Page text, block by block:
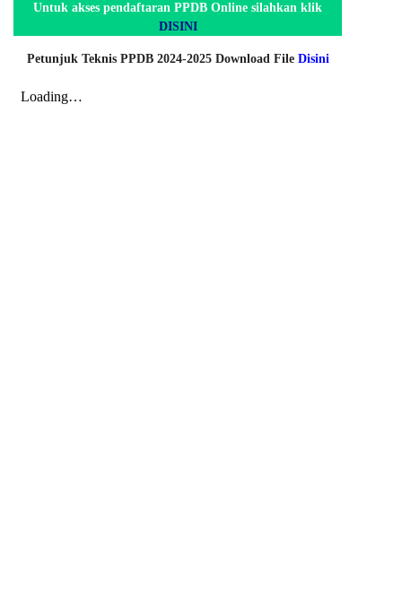
Untuk akses pendaftaran PPDB Online silahkan klik
DISINI
Petunjuk Teknis PPDB 2024-2025 Download File Disini